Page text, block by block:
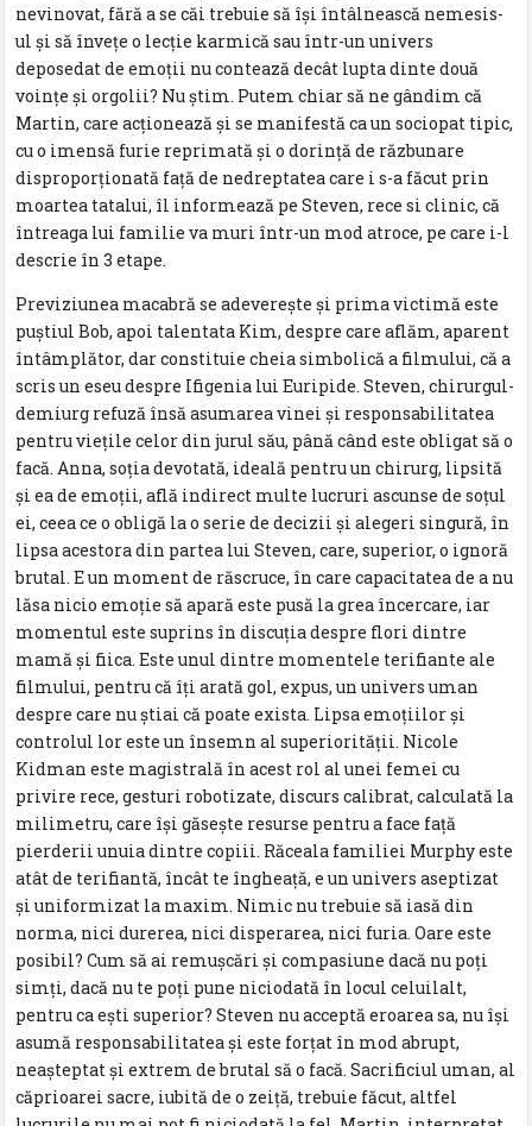
nevinovat, fără a se căi trebuie să îşi întâlnească nemesis-
ul şi să înveţe o lecţie karmică sau într-un univers
deposedat de emoţii nu contează decât lupta dinte două
voinţe şi orgolii? Nu ştim. Putem chiar să ne gândim că
Martin, care acţionează şi se manifestă ca un sociopat tipic,
cu o imensă furie reprimată şi o dorinţă de răzbunare
disproporţionată faţă de nedreptatea care i s-a făcut prin
moartea tatalui, îl informează pe Steven, rece si clinic, că
întreaga lui familie va muri într-un mod atroce, pe care i-l
descrie în 3 etape.
Previziunea macabră se adevereşte şi prima victimă este
puştiul Bob, apoi talentata Kim, despre care aflăm, aparent
întâmplător, dar constituie cheia simbolică a filmului, că a
scris un eseu despre Ifigenia lui Euripide. Steven, chirurgul-
demiurg refuză însă asumarea vinei şi responsabilitatea
pentru vieţile celor din jurul său, până când este obligat să o
facă. Anna, soţia devotată, ideală pentru un chirurg, lipsită
şi ea de emoţii, află indirect multe lucruri ascunse de soţul
ei, ceea ce o obligă la o serie de decizii şi alegeri singură, în
lipsa acestora din partea lui Steven, care, superior, o ignoră
brutal. E un moment de răscruce, în care capacitatea de a nu
lăsa nicio emoţie să apară este pusă la grea încercare, iar
momentul este suprins în discuţia despre flori dintre
mamă şi fiica. Este unul dintre momentele terifiante ale
filmului, pentru că îţi arată gol, expus, un univers uman
despre care nu ştiai că poate exista. Lipsa emoţiilor şi
controlul lor este un însemn al superiorităţii. Nicole
Kidman este magistrală în acest rol al unei femei cu
privire rece, gesturi robotizate, discurs calibrat, calculată la
milimetru, care îşi găseşte resurse pentru a face faţă
pierderii unuia dintre copiii. Răceala familiei Murphy este
atât de terifiantă, încât te îngheaţă, e un univers aseptizat
şi uniformizat la maxim. Nimic nu trebuie să iasă din
norma, nici durerea, nici disperarea, nici furia. Oare este
posibil? Cum să ai remuşcări şi compasiune dacă nu poţi
simţi, dacă nu te poţi pune niciodată în locul celuilalt,
pentru ca eşti superior? Steven nu acceptă eroarea sa, nu îşi
asumă responsabilitatea şi este forţat în mod abrupt,
neaşteptat şi extrem de brutal să o facă. Sacrificiul uman, al
căprioarei sacre, iubită de o zeiţă, trebuie făcut, altfel